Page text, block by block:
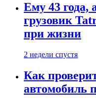
Ему 43 года,
грузовик
при жизни
2 недели спустя
Как
автомобиль